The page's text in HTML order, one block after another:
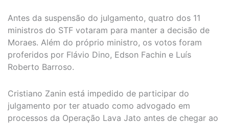
Antes da suspensão do julgamento, quatro dos 11
ministros do STF votaram para manter a decisão de
Moraes. Além do próprio ministro, os votos foram
proferidos por Flávio Dino, Edson Fachin e Luís
Roberto Barroso.
Cristiano Zanin está impedido de participar do
julgamento por ter atuado como advogado em
processos da Operação Lava Jato antes de chegar ao